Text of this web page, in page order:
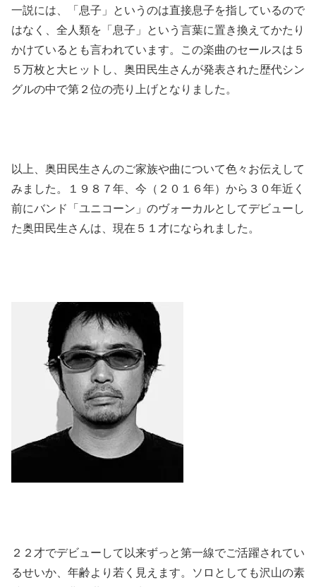
一説には、「息子」というのは直接息子を指しているので
はなく、全人類を「息子」という言葉に置き換えてかたり
かけているとも言われています。この楽曲のセールスは５
５万枚と大ヒットし、奥田民生さんが発表された歴代シン
グルの中で第２位の売り上げとなりました。
以上、奥田民生さんのご家族や曲について色々お伝えして
みました。１９８７年、今（２０１６年）から３０年近く
前にバンド「ユニコーン」のヴォーカルとしてデビューし
た奥田民生さんは、現在５１才になられました。
２２才でデビューして以来ずっと第一線でご活躍されてい
るせいか、年齢より若く見えます。ソロとしても沢山の素